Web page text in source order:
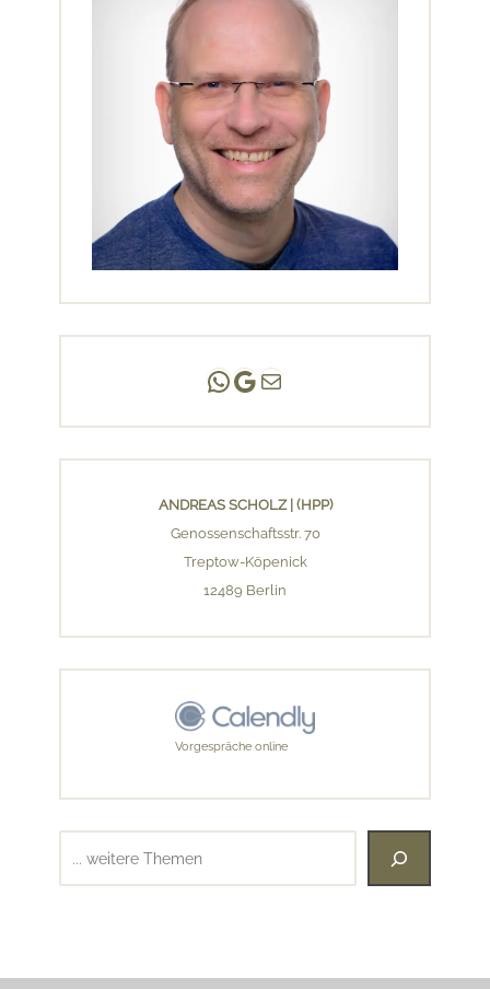
Andreas Scholz | (HPP)
Praxis Adlershof
E-Mail an mich ...
ANDREAS SCHOLZ | (HPP)
Genossenschaftsstr. 70
Treptow-Köpenick
12489 Berlin
Vorgespräche online